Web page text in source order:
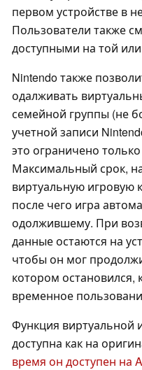
первом устройстве в
Пользователи также
доступными на той
Nintendo также
одалживать
семейной группы (не
учетной записи
это ограничено
Максимальный срок,
виртуальную игровую
после чего игра
одолжившему. При
данные остаются на
чтобы он мог
котором остановился,
временное
Функция виртуальной
доступна как на
время он доступен на